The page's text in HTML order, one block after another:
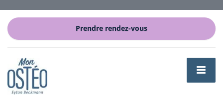
Prendre rendez-vous